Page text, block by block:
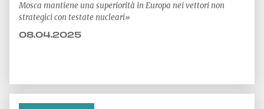
Mosca mantiene una superiorità in Europa nei vettori non
strategici con testate nucleari»
08.04.2025